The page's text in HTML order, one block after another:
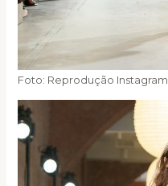
Foto: Reprodução Instagram